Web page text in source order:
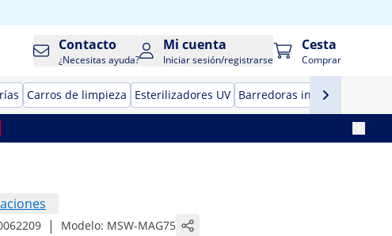
Contacto
¿Necesitas ayuda?
Mi cuenta
Iniciar sesión/registrarse
Cesta
Comprar
Carros de limpieza Esterilizadores UV Barredoras industriales
| Modelo: MSW-MAG75